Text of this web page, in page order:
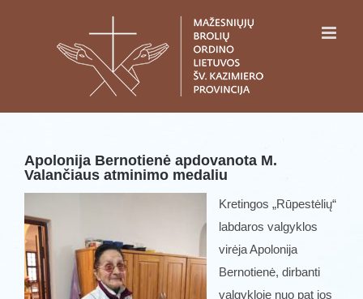
Apolonija Bernotienė apdovanota M.
Valančiaus atminimo medaliu
Kretingos „Rūpestėlių“
labdaros valgyklos
virėja Apolonija
Bernotienė, dirbanti
valgykloje nuo pat jos